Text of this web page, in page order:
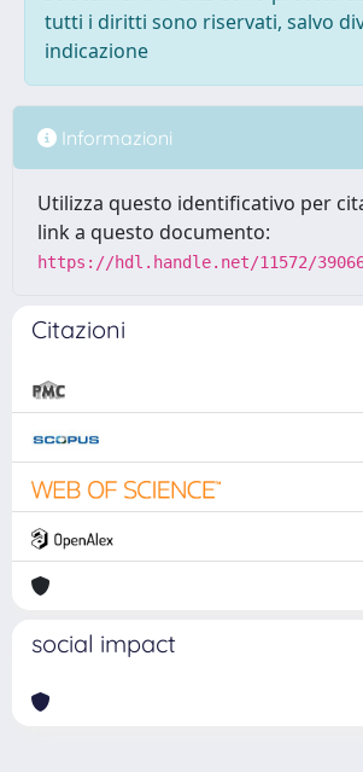
tutti i diritti sono riservati, salvo
indicazione
Informazioni
Utilizza questo identificativo per
link a questo documento:
https://hdl.handle.net/11572/
Citazioni
social impact